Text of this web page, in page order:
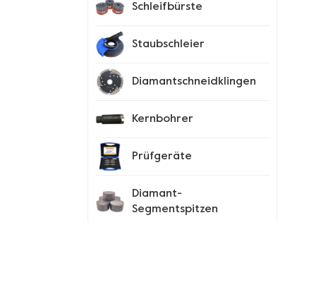
Schleifbürste
Staubschleier
Diamantschneidklingen
Kernbohrer
Prüfgeräte
Diamant-
Segmentspitzen